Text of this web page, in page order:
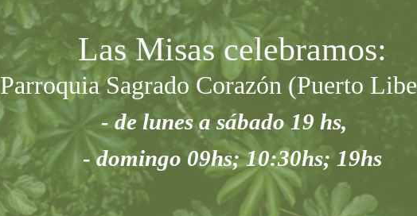
Las Misas celebramos:
Parroquia Sagrado Corazón (Puerto
- de lunes a sábado 19 hs,
- domingo 09hs; 10:30hs; 19hs